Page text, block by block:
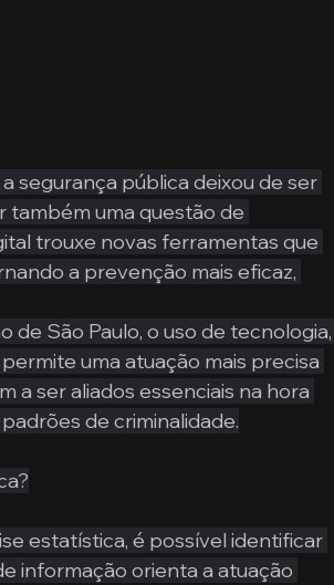
segurança pública deixou de ser
também uma questão de
trouxe novas ferramentas que
a prevenção mais eficaz,
São Paulo, o uso de tecnologia,
uma atuação mais precisa
a ser aliados essenciais na hora
de criminalidade.
estatística, é possível identificar
informação orienta a atuação